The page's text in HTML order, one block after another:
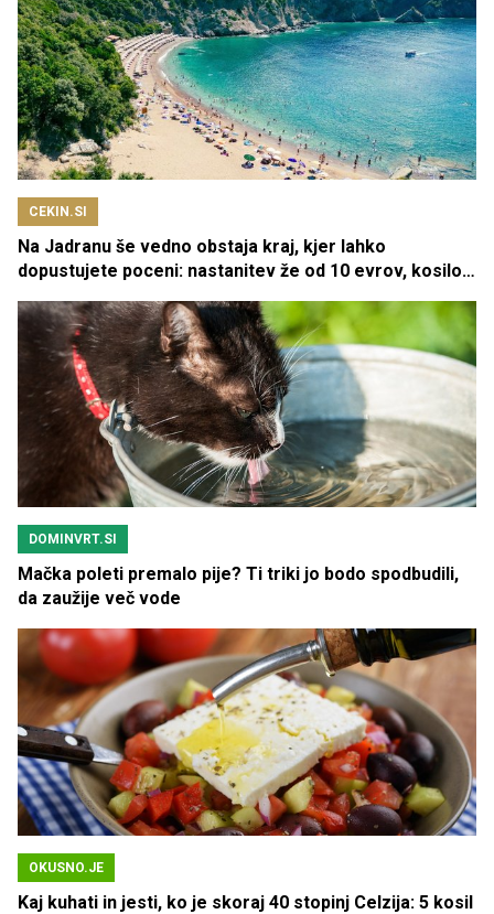
CEKIN.SI
Na Jadranu še vedno obstaja kraj, kjer lahko
dopustujete poceni: nastanitev že od 10 evrov, kosilo
DOMINVRT.SI
Mačka poleti premalo pije? Ti triki jo bodo spodbudili,
da zaužije več vode
OKUSNO.JE
Kaj kuhati in jesti, ko je skoraj 40 stopinj Celzija: 5 kosil